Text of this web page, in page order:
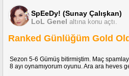
Casio abx 23ud-8evzdf
Ortasonda artık emektar hesap makinalı
Swatch YCS410GX aldıracaktım(fotosuna
satılıyor alabilirim) ama o saatçide abx
2004Ten 2011e kadar bana eşlik ve
yaptım.
SpEeDy! (Sunay Çalışkan)
LoL Genel altına konu açtı.
Ranked Günlüğüm Gold
Sezon 5-6 Gümüş bitirmiştim. Maç
8 ayı oynamıyorum oyunu. Ara ara heves